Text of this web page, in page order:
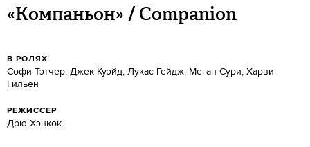
«Компаньон» / Companion
В РОЛЯХ
Софи Тэтчер, Джек Куэйд, Лукас Гейдж, Меган Сури, Харви
Гильен
РЕЖИССЕР
Дрю Хэнкок